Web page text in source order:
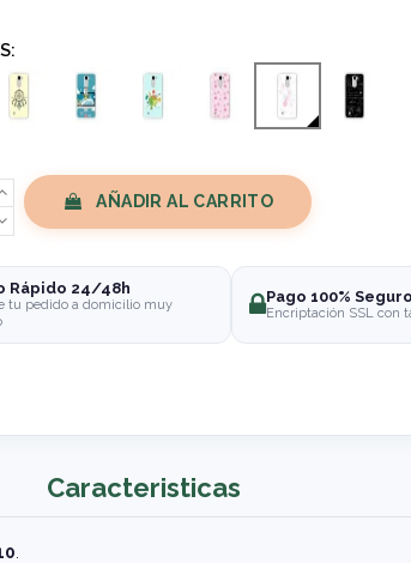
AÑADIR AL CARRITO
Rápido 24/48h
tu pedido a domicilio muy
Pago 100% Seguro
Encriptación SSL con
Caracteristicas